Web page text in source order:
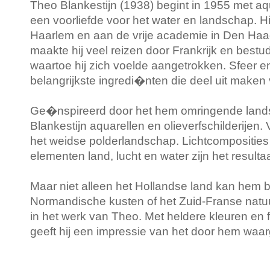
Theo Blankestijn (1938) begint in 1955 met
een voorliefde voor het water en landschap.
Haarlem en aan de vrije academie in Den
maakte hij veel reizen door Frankrijk en
waartoe hij zich voelde aangetrokken. Sfeer
belangrijkste ingredi�nten die deel uit maken
Ge�nspireerd door het hem omringende
Blankestijn aquarellen en olieverfschilderijen.
het weidse polderlandschap.
elementen land, lucht en water zijn het
Maar niet alleen het Hollandse land kan hem
Normandische kusten of het Zuid-Franse
in het werk van Theo. Met heldere kleuren
geeft hij een impressie van het door hem